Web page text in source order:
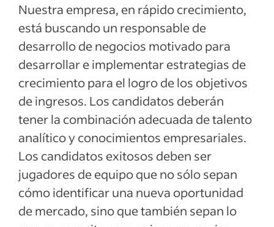
Nuestra empresa, en rápido crecimiento,
está buscando un responsable de
desarrollo de negocios motivado para
desarrollar e implementar estrategias de
crecimiento para el logro de los objetivos
de ingresos. Los candidatos deberán
tener la combinación adecuada de talento
analítico y conocimientos empresariales.
Los candidatos exitosos deben ser
jugadores de equipo que no sólo sepan
cómo identificar una nueva oportunidad
de mercado, sino que también sepan lo